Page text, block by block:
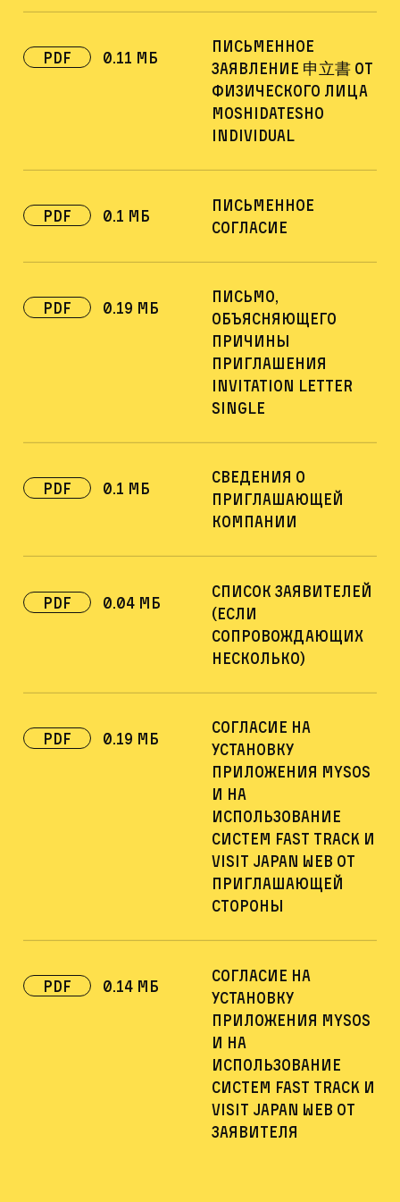
pdf 0.11 Мб
Письменное
заявление 申立書 от
физического лица
Moshidatesho
individual
PDF 0.1 Мб
Письменное
согласие
PDF 0.19 Мб
Письмо,
объясняющего
причины
приглашения
Invitation letter
single
pdf 0.1 Мб
Сведения о
приглашающей
компании
pdf 0.04 Мб
Список заявителей
(если
сопровождающих
несколько)
pdf 0.19 Мб
Согласие на
установку
приложения MySOS
и на
использование
систем Fast Track и
Visit Japan Web от
приглашающей
стороны
pdf 0.14 Мб
Согласие на
установку
приложения MySOS
и на
использование
систем Fast Track и
Visit Japan Web от
заявителя